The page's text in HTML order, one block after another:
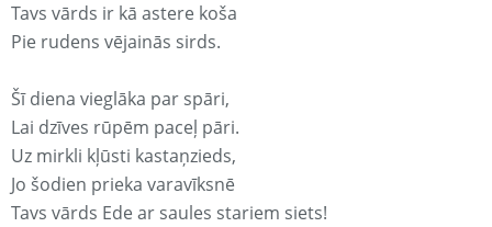
Tavs vārds ir kā astere koša
Pie rudens vējainās sirds.
Šī diena vieglāka par spāri,
Lai dzīves rūpēm paceļ pāri.
Uz mirkli kļūsti kastaņzieds,
Jo šodien prieka varavīksnē
Tavs vārds Ede ar saules stariem siets!